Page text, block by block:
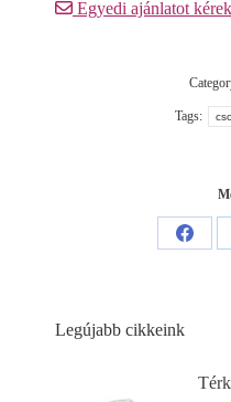
Egyedi ajánlatot
Tags:
Share
Legújabb cikkeink